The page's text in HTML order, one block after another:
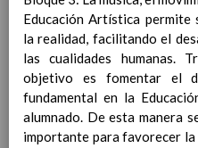
CoordinaciÃ³n y
curriculares, asÃ­
en las Ã¡reas de
enseÃ±anzas
noviembre 2019
Educación Artística
la realidad, facilitando el
las cualidades humanas.
objetivo es fomentar el
fundamental en la
alumnado. De esta manera
importante para favorecer